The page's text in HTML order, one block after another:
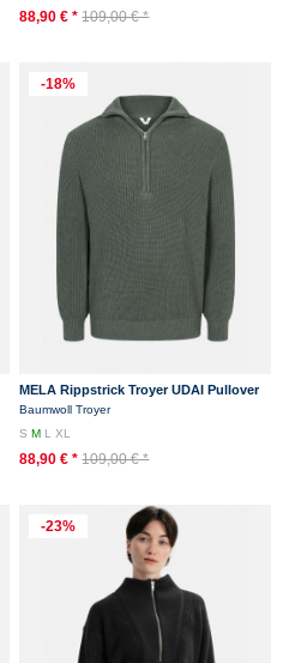
88,90 € * 109,00 € *
-18%
MELA Rippstrick Troyer UDAI Pullover
Grün Melange Oliv Meliert Baumwolle...
Baumwoll Troyer
SM L XL
88,90 € * 109,00 € *
-23%